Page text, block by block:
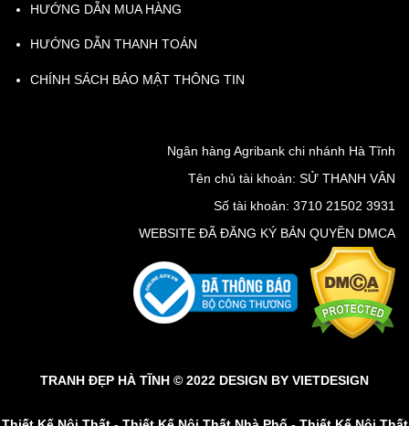
HƯỚNG DẪN MUA HÀNG
HƯỚNG DẪN THANH TOÁN
CHÍNH SÁCH BẢO MẬT THÔNG TIN
Ngân hàng Agribank chi nhánh Hà Tĩnh
Tên chủ tài khoản: SỬ THANH VÂN
Số tài khoản: 3710 21502 3931
WEBSITE ĐÃ ĐĂNG KÝ BẢN QUYỀN DMCA
TRANH ĐẸP HÀ TĨNH © 2022 DESIGN BY VIETDESIGN